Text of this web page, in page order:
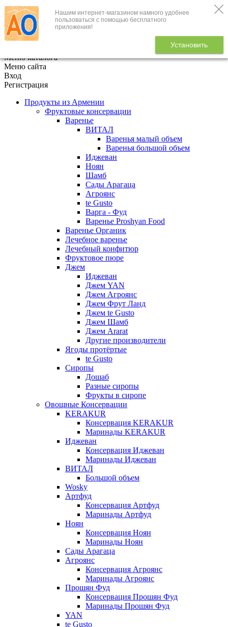
Нашим интернет-магазином намного удобнее
пользоваться с помощью бесплатного
приложения!
Установить
+7 (495) 646-888-1
В корзине
Меню каталога
Меню сайта
Вход
Регистрация
Продукты из Армении
Фруктовые консервации
Варенье
ВИТАЛ
Варенья малый объем
Варенья большой объем
Иджеван
Ноян
Шамб
Сады Арагаца
Агроянс
te Gusto
Варга - Фуд
Варенье Proshyan Food
Варенье Органик
Лечебное варенье
Лечебный конфитюр
Фруктовое пюре
Джем
Иджеван
Джем YAN
Джем Агроянс
Джем Фрут Ланд
Джем te Gusto
Джем Шамб
Джем Ararat
Другие производители
Ягоды протёртые
te Gusto
Сиропы
Дошаб
Разные сиропы
Фрукты в сиропе
Овощные Консервации
KERAKUR
Консервация KERAKUR
Маринады KERAKUR
Иджеван
Консервация Иджеван
Маринады Иджеван
ВИТАЛ
Большой объем
Wosky
Артфуд
Консервация Артфуд
Маринады Артфуд
Ноян
Консервация Ноян
Маринады Ноян
Сады Арагаца
Агроянс
Консервация Агроянс
Маринады Агроянс
Прошян Фуд
Консервация Прошян Фуд
Маринады Прошян Фуд
YAN
te Gusto